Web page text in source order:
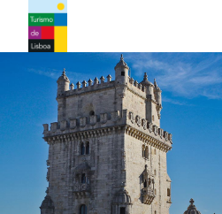
Turismo de Lisboa Logo